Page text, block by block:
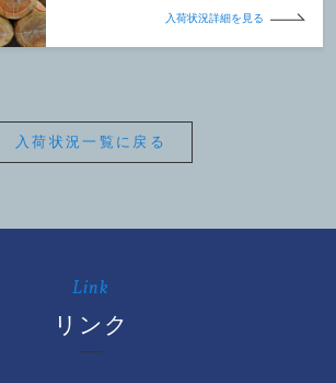
入荷状況詳細を見る
入荷状況一覧に戻る
Link
リンク